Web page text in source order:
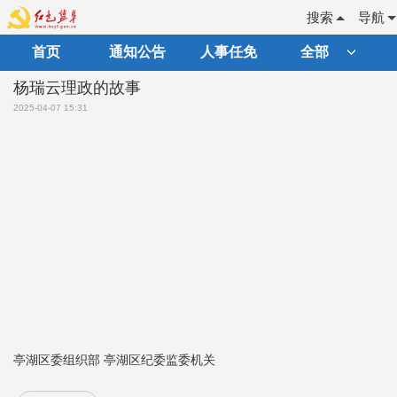
导航
搜索
首页 通知公告 人事任免 全部
杨瑞云理政的故事
2025-04-07 15:31
亭湖区委组织部 亭湖区纪委监委机关